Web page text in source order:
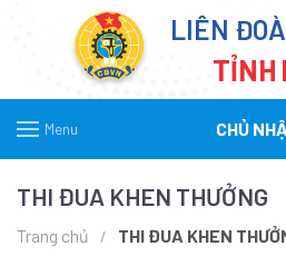
LIÊN
TỈNH
Menu CHỦ
THI ĐUA KHEN THƯỞNG
Trang chủ THI ĐUA KHEN